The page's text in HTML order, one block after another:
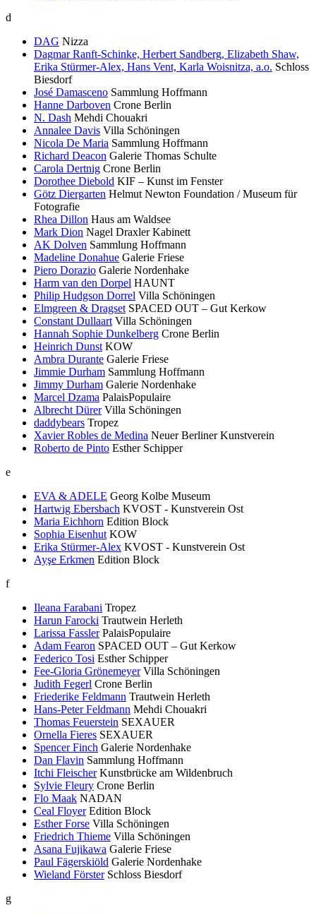
d
DAG Nizza
Dagmar Ranft-Schinke, Herbert Sandberg, Elizabeth Shaw,
Erika Stürmer-Alex, Hans Vent, Karla Woisnitza, a.o. Schloss
Biesdorf
José Damasceno Sammlung Hoffmann
Hanne Darboven Crone Berlin
N. Dash Mehdi Chouakri
Annalee Davis Villa Schöningen
Nicola De Maria Sammlung Hoffmann
Richard Deacon Galerie Thomas Schulte
Carola Dertnig Crone Berlin
Dorothee Diebold KIF – Kunst im Fenster
Götz Diergarten Helmut Newton Foundation / Museum für
Fotografie
Rhea Dillon Haus am Waldsee
Mark Dion Nagel Draxler Kabinett
AK Dolven Sammlung Hoffmann
Madeline Donahue Galerie Friese
Piero Dorazio Galerie Nordenhake
Harm van den Dorpel HAUNT
Philip Hudgson Dorrel Villa Schöningen
Elmgreen & Dragset SPACED OUT – Gut Kerkow
Constant Dullaart Villa Schöningen
Hannah Sophie Dunkelberg Crone Berlin
Heinrich Dunst KOW
Ambra Durante Galerie Friese
Jimmie Durham Sammlung Hoffmann
Jimmy Durham Galerie Nordenhake
Marcel Dzama PalaisPopulaire
Albrecht Dürer Villa Schöningen
daddybears Tropez
Xavier Robles de Medina Neuer Berliner Kunstverein
Roberto de Pinto Esther Schipper
e
EVA & ADELE Georg Kolbe Museum
Hartwig Ebersbach KVOST - Kunstverein Ost
Maria Eichhorn Edition Block
Sophia Eisenhut KOW
Erika Stürmer-Alex KVOST - Kunstverein Ost
Ayşe Erkmen Edition Block
f
Ileana Farabani Tropez
Harun Farocki Trautwein Herleth
Larissa Fassler PalaisPopulaire
Adam Fearon SPACED OUT – Gut Kerkow
Federico Tosi Esther Schipper
Fee-Gloria Grönemeyer Villa Schöningen
Judith Fegerl Crone Berlin
Friederike Feldmann Trautwein Herleth
Hans-Peter Feldmann Mehdi Chouakri
Thomas Feuerstein SEXAUER
Ornella Fieres SEXAUER
Spencer Finch Galerie Nordenhake
Dan Flavin Sammlung Hoffmann
Itchi Fleischer Kunstbrücke am Wildenbruch
Sylvie Fleury Crone Berlin
Flo Maak NADAN
Ceal Floyer Edition Block
Esther Forse Villa Schöningen
Friedrich Thieme Villa Schöningen
Asana Fujikawa Galerie Friese
Paul Fägerskiöld Galerie Nordenhake
Wieland Förster Schloss Biesdorf
g